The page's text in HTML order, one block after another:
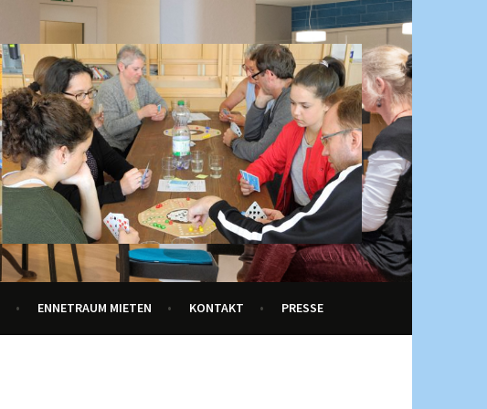
ENNETRAUM MIETEN KONTAKT PRESSE